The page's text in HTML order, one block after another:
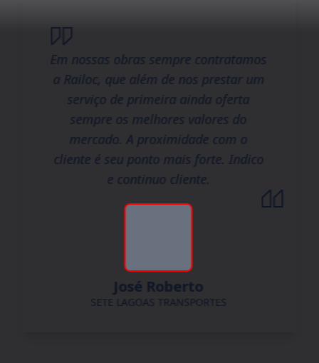
Em nossas obras sempre contratamos
a Railoc, que além de nos prestar um
serviço de primeira ainda oferta
sempre os melhores valores do
mercado. A proximidade com o
cliente é seu ponto mais forte. Indico
e continuo cliente.
José Roberto
SETE LAGOAS TRANSPORTES